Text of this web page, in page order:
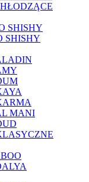
SHISHY
SHISHY
MANI